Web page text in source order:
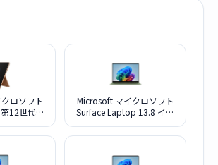
ロソフト
12世代
ーン
Microsoft マイクロソフト
Surface Laptop 13.8 イン
ェイド